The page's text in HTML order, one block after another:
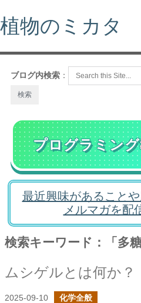
植物のミカタ
ブログ内検索 ：
プログラミン
最近興味があること
メルマガを配
検索キーワード：「多糖
ムシゲルとは何か？
2025-09-10 化学全般